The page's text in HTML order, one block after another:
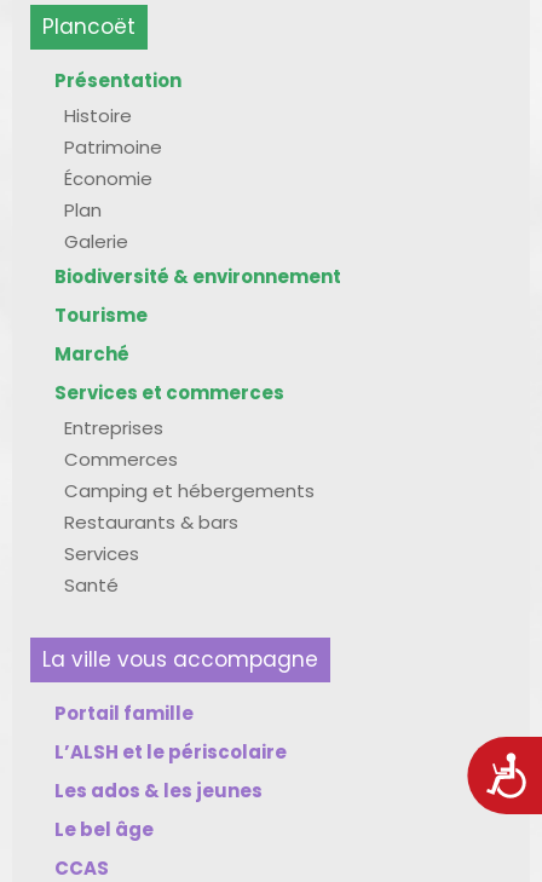
Plancoët
Présentation
Histoire
Patrimoine
Économie
Plan
Galerie
Biodiversité & environnement
Tourisme
Marché
Services et commerces
Entreprises
Commerces
Camping et hébergements
Restaurants & bars
Services
Santé
La ville vous accompagne
Portail famille
L’ALSH et le périscolaire
Les ados & les jeunes
Le bel âge
CCAS